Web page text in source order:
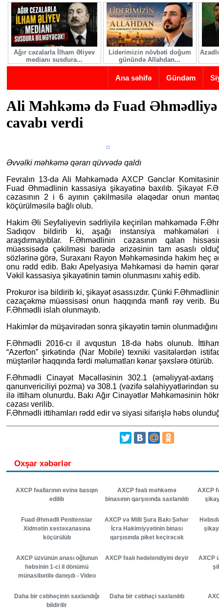
Skip to main content
Ağır cəzalarla İlham Əliyev
medianı susdura...
Liderimizin növbəti doğum
günündə Allahdan...
Ana səhifə Gündəm
Ali Məhkəmə də Fuad
cavabı verdi
Əvvəlki məhkəmə qərarı qüvvədə qaldı
Fevralın 13-də Ali Məhkəmədə AXCP Gənclər
Fuad Əhmədlinin kassasiya şikayətinə baxılıb. Şikayət
cəzasının 2 i 6 ayının çəkilməsilə əlaqədar onun
köçürülməsilə bağlı olub.
Hakim Əli Seyfəliyevin sədrliyilə keçirilən məhkəmədə
Sadıqov bildirib ki, aşağı instansiya məhkəmələri
araşdırmayıblar. F.Əhmədlinin cəzasının qalan
müəssisədə çəkilməsi barədə ərizəsinin tam əsaslı
sözlərinə görə, Suraxanı Rayon Məhkəməsində hakim heç
onu rədd edib. Bakı Apelyasiya Məhkəməsi də həmin
Vəkil kassasiya şikayətinin təmin olunmasını xahiş edib.
Prokuror isə bildirib ki, şikayət əsassızdır. Çünki
cəzaçəkmə müəssisəsi onun haqqında mənfi rəy verib.
F.Əhmədli islah olunmayıb.
Hakimlər də müşavirədən sonra şikayətin təmin olunmadığını
F.Əhmədli 2016-cı il avqustun 18-də həbs olunub.
“Azerfon” şirkətində (Nar Mobile) texniki vasitələrdən
müştərilər haqqında fərdi məlumatları kənar şəxslərə ötürüb.
F.Əhmədli Cinayət Məcəlləsinin 302.1 (əməliyyat-axtarış
qanunvericiliyi pozma) və 308.1 (vəzifə səlahiyyətlərindən
ilə ittiham olunurdu. Bakı Ağır Cinayətlər Məhkəməsinin
cəzası verilib.
F.Əhmədli ittihamları rədd edir və siyasi sifarişlə həbs
Oxşar xəbərlər
AXCP fəallarının evinə basqın
edilib
AXCP fəalı məhkəmə
binasının qarşısında saxlanılıb
AXCP
Fuad Əhmədli Penitensiar
Xidmətin xəstəxanasına
köçürülüb
AXCP və Milli Şura Bakı Şəhər
İcra Hakimiyyətinin binası
qarşısında piket keçirəcək
AXCP üzvünün anası oğlunun
həbsinin 1-ci il dönümü
münasibətilə danışdı - Video
AXCP fəalı hədələndiyini deyir
AXCP
Daha bir cəbhəçinin saxlandığı
bildirilir
Daha bir cəbhəçi saxlanılıb